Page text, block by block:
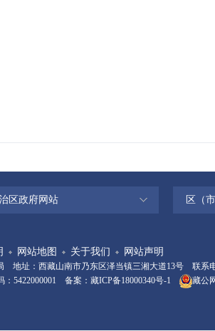
区政府网站 区（
网站地图 关于我们 网站声明
地址：西藏山南市乃东区泽当镇三湘大道13号 联系电
5422000001 备案： 藏ICP备18000340号-1 藏公